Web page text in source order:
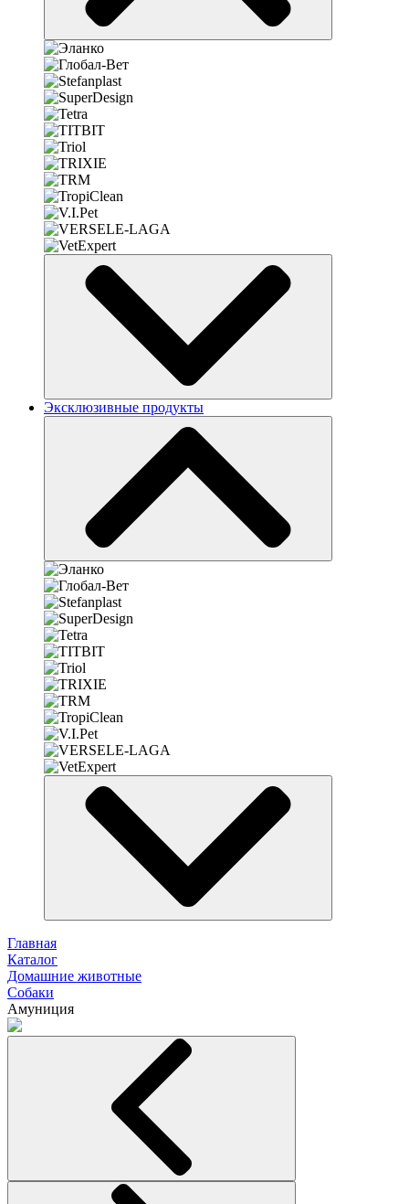
Эксклюзивные продукты
Главная
Каталог
Домашние животные
Собаки
Амуниция